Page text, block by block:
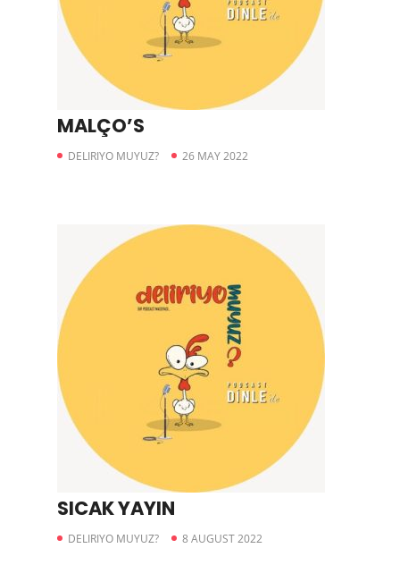
MALÇO’S
DELIRIYO MUYUZ? 26 MAY 2022
SICAK YAYIN
DELIRIYO MUYUZ? 8 AUGUST 2022